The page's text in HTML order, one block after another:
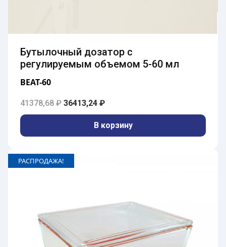
Бутылочный дозатор с
регулируемым объемом 5-60 мл
BEAT-60
41378,68 ₽ Первоначальная цена составляла
36413,24 ₽Текущая цена: 36413,24 ₽.
В корзину
РАСПРОДАЖА!